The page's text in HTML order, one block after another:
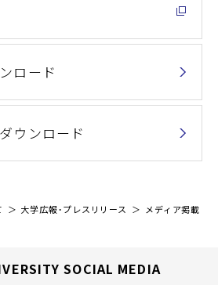
ロード
ウンロード
大学広報・プレスリリース
メディア掲載
SOCIAL MEDIA